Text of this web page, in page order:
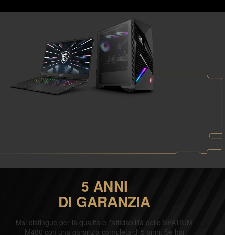
5 ANNI
DI GARANZIA
Msi distingue per la qualità e l'affidabilità dello SPATIUM
M480 con una garanzia completa di 5 anni. Se hai